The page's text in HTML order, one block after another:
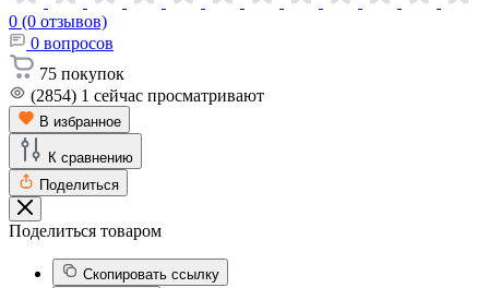
0 (0 отзывов)
0 вопросов
75 покупок
(2854) 1 сейчас просматривают
В избранное
К сравнению
Поделиться
Поделиться товаром
Скопировать ссылку